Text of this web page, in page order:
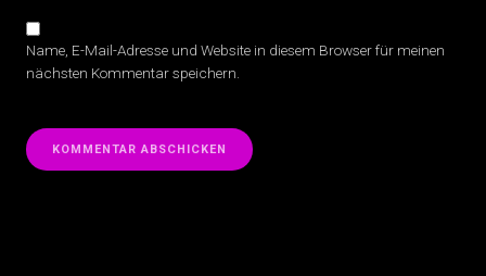
Name, E-Mail-Adresse und Website in diesem Browser für meinen
nächsten Kommentar speichern.